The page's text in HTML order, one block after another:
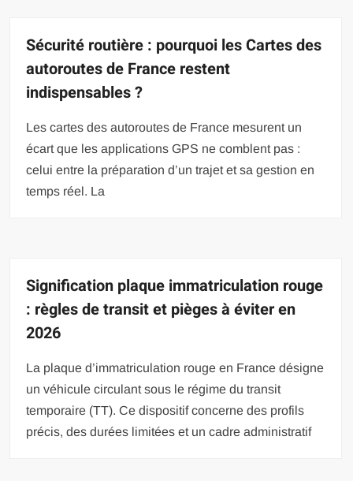
Sécurité routière : pourquoi les Cartes des
autoroutes de France restent
indispensables ?
Les cartes des autoroutes de France mesurent un
écart que les applications GPS ne comblent pas :
celui entre la préparation d’un trajet et sa gestion en
temps réel. La
Signification plaque immatriculation rouge
: règles de transit et pièges à éviter en
2026
La plaque d’immatriculation rouge en France désigne
un véhicule circulant sous le régime du transit
temporaire (TT). Ce dispositif concerne des profils
précis, des durées limitées et un cadre administratif